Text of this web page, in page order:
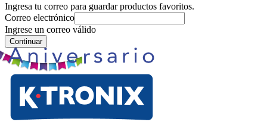
Ingresa tu correo para guardar productos favoritos.
Correo electrónico
Ingrese un correo válido
Continuar